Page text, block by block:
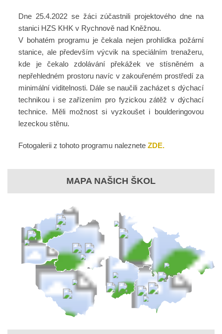
Dne 25.4.2022 se žáci zúčastnili projektového dne na
stanici HZS KHK v Rychnově nad Kněžnou.
V bohatém programu je čekala nejen prohlídka požární
stanice, ale především výcvik na speciálním trenažeru,
kde je čekalo zdolávání překážek ve stísněném a
nepřehledném prostoru navíc v zakouřeném prostředí za
minimální viditelnosti. Dále se naučili zacházet s dýchací
technikou i se zařízením pro fyzickou zátěž v dýchací
technice. Měli možnost si vyzkoušet i boulderingovou
lezeckou stěnu.
Fotogalerii z tohoto programu nalezneteZDE.
MAPA NAŠICH ŠKOL